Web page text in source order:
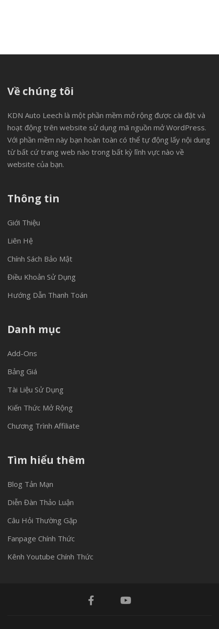
Về chúng tôi
KDN Auto Leech là một phần mềm mở rộng được cài đặt và
hoạt động trên website sử dụng mã nguồn mở WordPress.
Với phần mềm này bạn hoàn toàn có thể tự động lấy nội dung
từ bất cứ trang web nào trong bất kỳ lĩnh vực nào về
website của bạn.
Thông tin
Giới Thiệu
Liên Hệ
Chính Sách Bảo Mật
Điều Khoản Sử Dụng
Hướng Dẫn Thanh Toán
Danh mục
Add-Ons
Bảng Giá
Tài Liệu Sử Dụng
Kiến Thức Mở Rộng
Chương Trình Affiliate
Tìm hiểu thêm
Blog Tản Mạn
Diễn Đàn Thảo Luận
Câu Hỏi Thường Gặp
Fanpage Chính Thức
Kênh Youtube Chính Thức